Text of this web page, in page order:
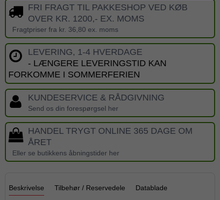
FRI FRAGT TIL PAKKESHOP VED KØB
OVER KR. 1200,- EX. MOMS
Fragtpriser fra kr. 36,80 ex. moms
LEVERING, 1-4 HVERDAGE
- LÆNGERE LEVERINGSTID KAN
FORKOMME I SOMMERFERIEN
KUNDESERVICE & RÅDGIVNING
Send os din forespørgsel her
HANDEL TRYGT ONLINE 365 DAGE OM
ÅRET
Eller se butikkens åbningstider her
Beskrivelse Tilbehør / Reservedele Datablade